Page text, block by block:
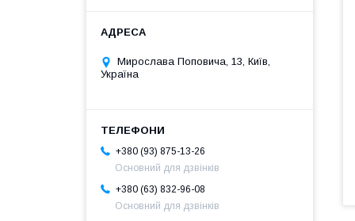
Мирослава Поповича, 13, Київ,
Україна
+380 (93) 875-13-26
Основний для дзвінків
+380 (63) 832-96-08
Основний для дзвінків